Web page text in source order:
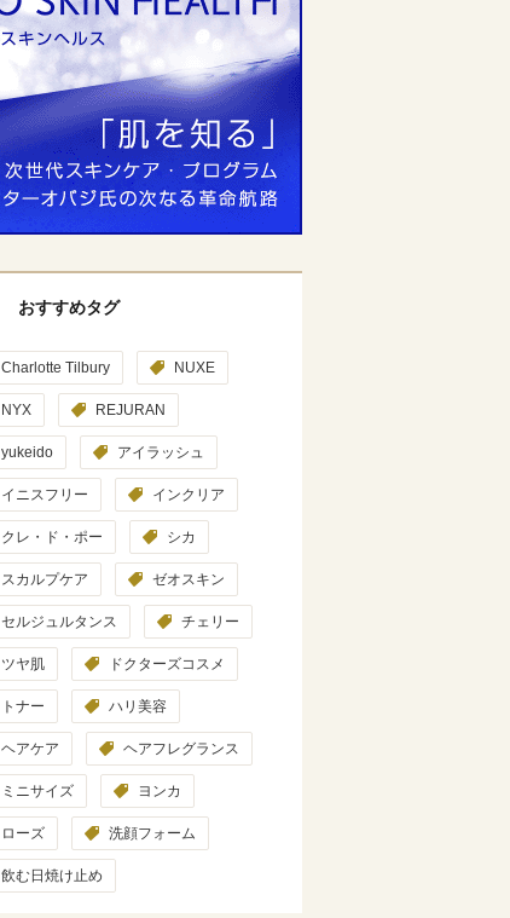
おすすめタグ
Charlotte Tilbury NUXE
NYX REJURAN
yukeido アイラッシュ
イニスフリー インクリア
クレ・ド・ポー シカ
スカルプケア ゼオスキン
セルジュルタンス チェリー
ツヤ肌 ドクターズコスメ
トナー ハリ美容
ヘアケア ヘアフレグランス
ミニサイズ ヨンカ
ローズ 洗顔フォーム
飲む日焼け止め